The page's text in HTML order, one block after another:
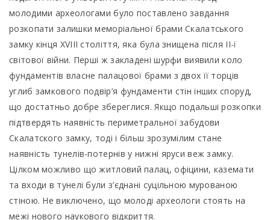
молодими археологами було поставлено завдання
розкопати залишки меморіальної брами Скалатського
замку кінця ХVІІІ століття, яка була знищена після ІІ-ї
світової війни. Перші ж закладені шурфи виявили коло
фундаментів власне палацової брами з двох її торців
углиб замкового подвір’я фундаменти стін інших споруд,
що достатньо добре збереглися. Якщо подальші розкопки
підтвердять наявність периметральної забудови
Скалатского замку, тоді і більш зрозумілим стане
наявність тунелів-потернів у нижні яруси веж замку.
Цілком можливо що житловий палац, офіцини, каземати
та входи в тунелі були з’єднані суцільною мурованою
стіною. Не виключено, що молоді археологи стоять на
межі нового наукового відкриття.